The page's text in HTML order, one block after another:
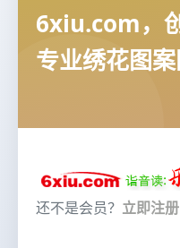
6xiu.com，
专业绣花图案
还不是会员？ 立即注册